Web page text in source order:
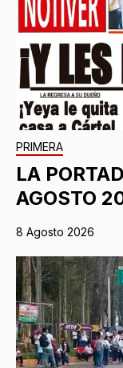
PRIMERA
LA
AGOSTO
8 Agosto 2026